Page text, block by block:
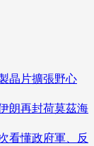
晶片擴張野心
朗再封荷莫茲海
看懂政府軍、反